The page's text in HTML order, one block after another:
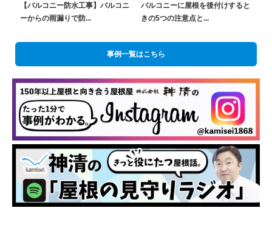
【バルコニー防水工事】バルコニ
ーからの雨漏りで防...
バルコニーに屋根を後付けすると
きの5つの注意点と...
事例一覧はこちら